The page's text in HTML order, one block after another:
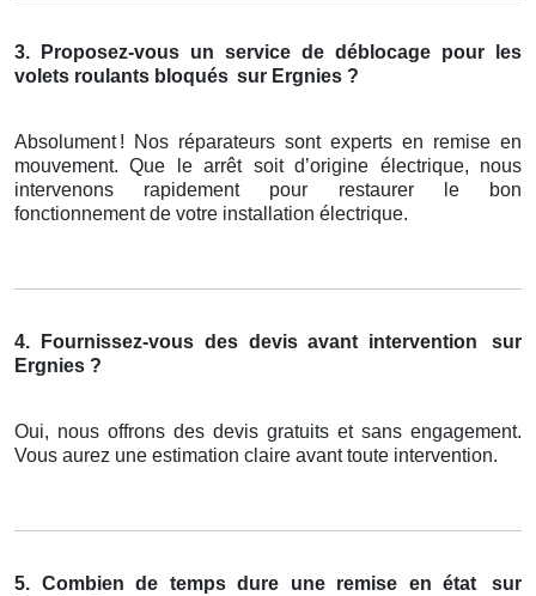
3. Proposez-vous un service de déblocage pour les
volets roulants bloqués sur Ergnies ?
Absolument ! Nos réparateurs sont experts en remise en
mouvement. Que le arrêt soit d’origine électrique, nous
intervenons rapidement pour restaurer le bon
fonctionnement de votre installation é lectrique.
4. Fournissez-vous des devis avant intervention
sur
Ergnies ?
Oui, nous offrons des devis gratuits et sans engagement.
Vous aurez une estimation claire avant toute intervention.
5. Combien de temps dure une remise en état
sur